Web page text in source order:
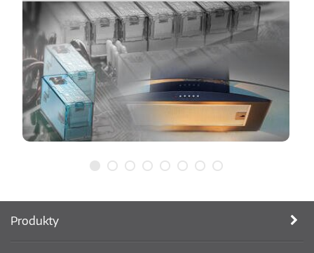
Produkty